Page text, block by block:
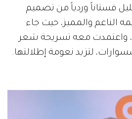
فستاناً وردياً من تصميم
الناعم والمميز، حيث جاء
واعتمدت معه تسريحة شعر
لتزيد نعومة إطلالتها.